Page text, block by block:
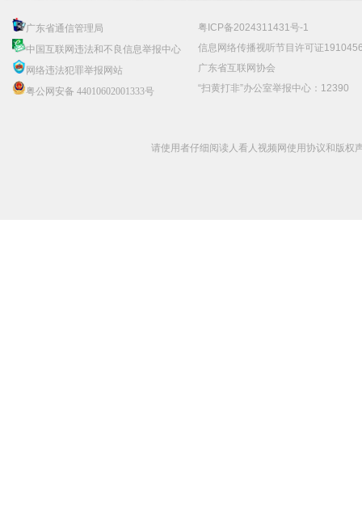
广东省通信管理局
中国互联网违法和不良信息举报中心
网络违法犯罪举报网站
粤公网安备 44010602001333号
粤ICP备2024311431号-1
信息网络传播视听节目许可证
广东省互联网协会
“扫黄打非”办公室举报中心：12390
请使用者仔细阅读人看人视频网使用协议和版权